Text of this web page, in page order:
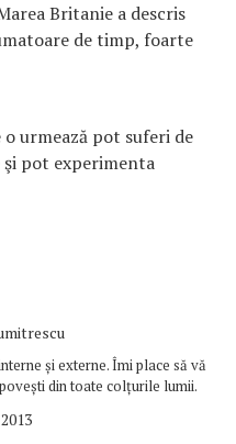
Britanie a descris
de timp, foarte
urmează pot suferi de
şi pot experimenta
și externe. Îmi place să vă
din toate colțurile lumii.